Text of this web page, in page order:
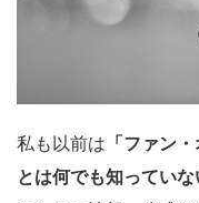
私も以前は 「ファン
とは何でも知っていな